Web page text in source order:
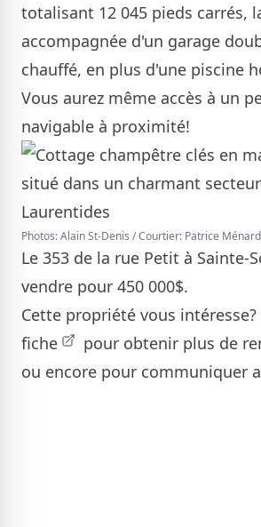
totalisant 12 045 pieds carrés,
accompagnée d'un garage
chauffé, en plus d'une piscine
Vous aurez même accès à un
navigable à proximité!
Photos: Alain St-Denis / Courtier: Patrice
Le 353 de la rue Petit à Sainte-
vendre pour 450 000$.
Cette propriété vous intéresse?
fiche
pour obtenir plus de
ou encore pour communiquer